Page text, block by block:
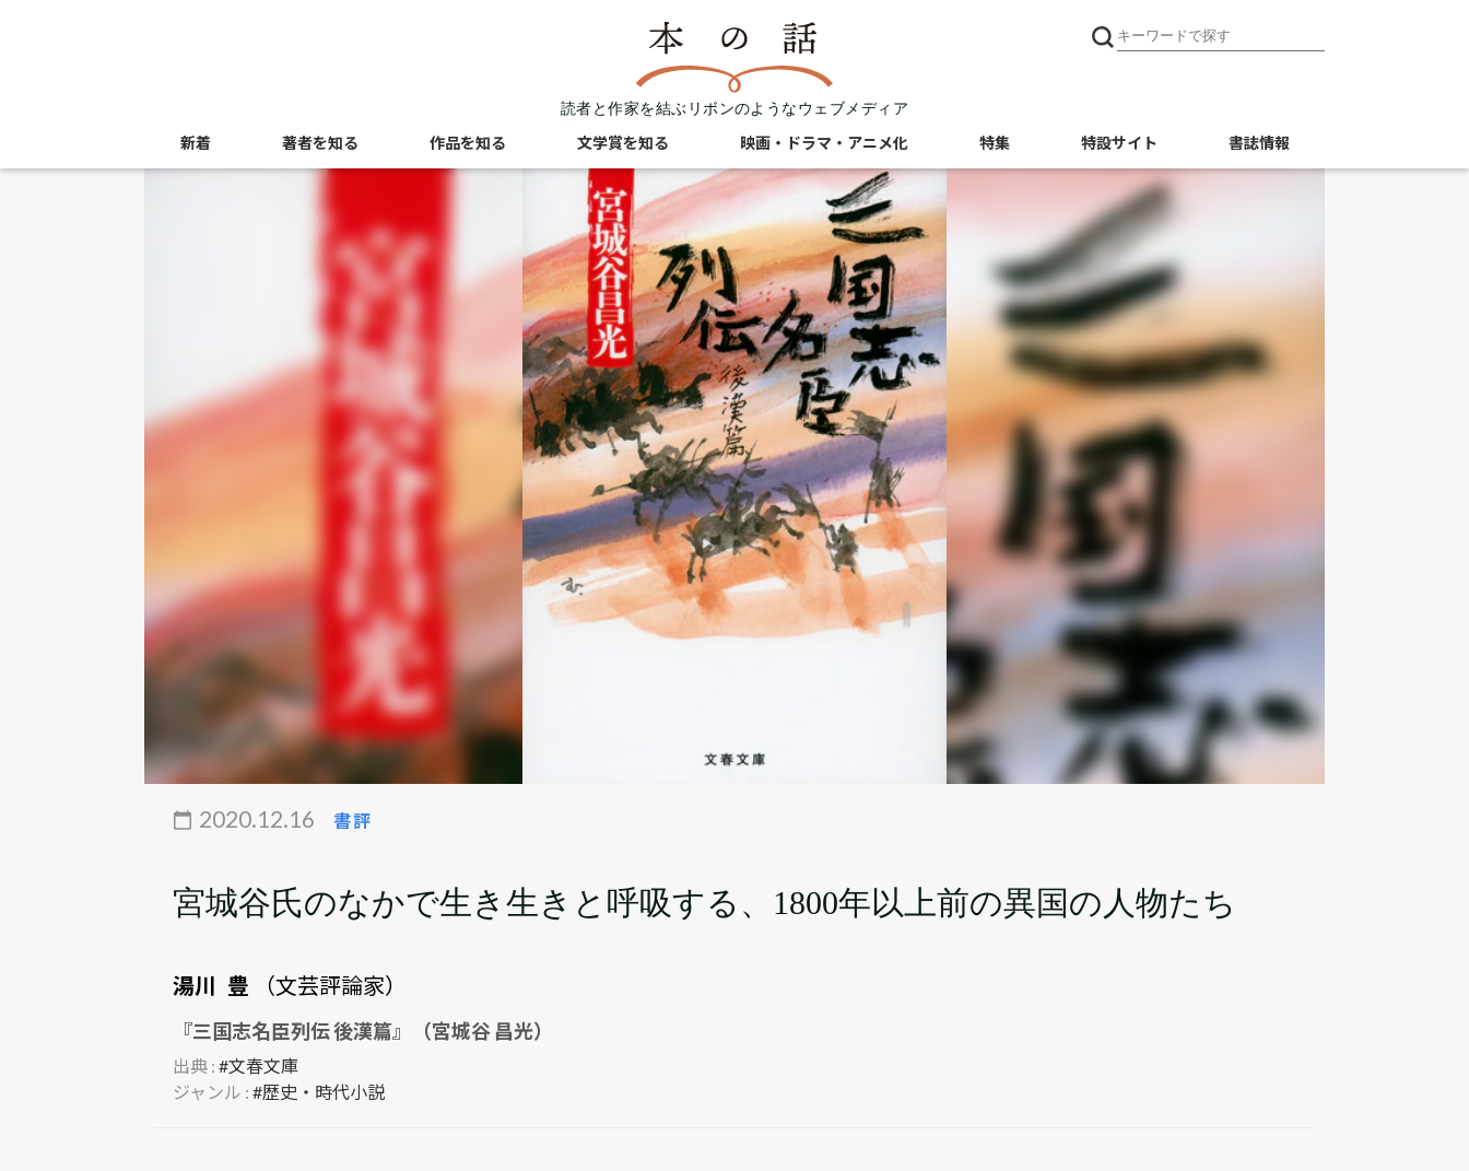
読者と作家を結ぶリボンのようなウェブメディア
新着 著者を知る 作品を知る 文学賞を知る 映画・ドラマ・アニメ化 特集 特設サイト 書誌情報
2020.12.16 書評
宮城谷氏のなかで生き生きと呼吸する、1800年以上前の異国の人物たち
湯川 豊 （文芸評論家）
『三国志名臣列伝 後漢篇』（宮城谷 昌光）
出典 : #文春文庫
ジャンル : #歴史・時代小説